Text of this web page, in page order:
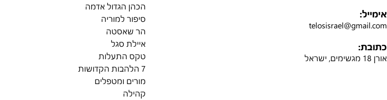
הכהן הגדול אדמה
סיפור למוריה
הר שאסטה
איילת סגל
טקס התעלות
7 הלהבות הקדושות
מורים ומטפלים
קהילה
אימייל:
telosisrael@gmail.com
כתובת:
אורן 18 מגשימים, ישראל